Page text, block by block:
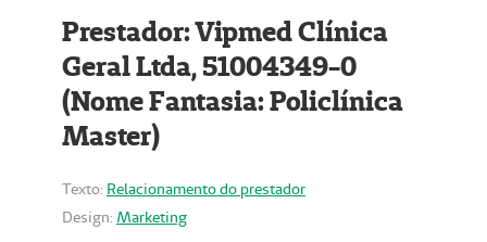
Prestador: Vipmed Clínica
Geral Ltda, 51004349-0
(Nome Fantasia: Policlínica
Master)
Texto: Relacionamento do prestador
Design: Marketing